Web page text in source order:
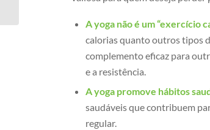
A yoga não é um “exercício
calorias quanto outros tipos
complemento eficaz para
e a resistência.
A yoga promove hábitos
saudáveis que contribuem
regular.